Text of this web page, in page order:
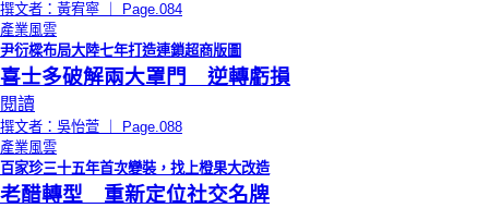
撰文者：黃宥寧 ｜ Page.084
產業風雲
尹衍樑布局大陸七年打造連鎖超商版圖
喜士多破解兩大罩門 逆轉虧損
閱讀
撰文者：吳怡萱 ｜ Page.088
產業風雲
百家珍三十五年首次變裝，找上橙果大改造
老醋轉型 重新定位社交名牌